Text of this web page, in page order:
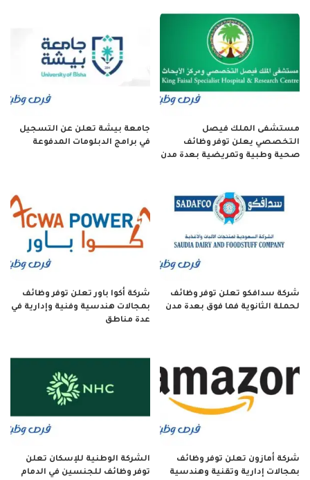
مستشفى الملك فيصل
التخصصي يعلن توفر وظائف
صحية وطبية وتمريضية بعدة مدن
جامعة بيشة تعلن عن التسجيل
في برامج الدبلومات المدفوعة
شركة سدافكو تعلن توفر وظائف
لحملة الثانوية فما فوق بعدة مدن
شركة أكوا باور تعلن توفر وظائف
بمجالات هندسية وفنية وإدارية في
عدة مناطق
شركة أمازون تعلن توفر وظائف
بمجالات إدارية وتقنية وهندسية
الشركة الوطنية للإسكان تعلن
توفر وظائف للجنسين في الدمام